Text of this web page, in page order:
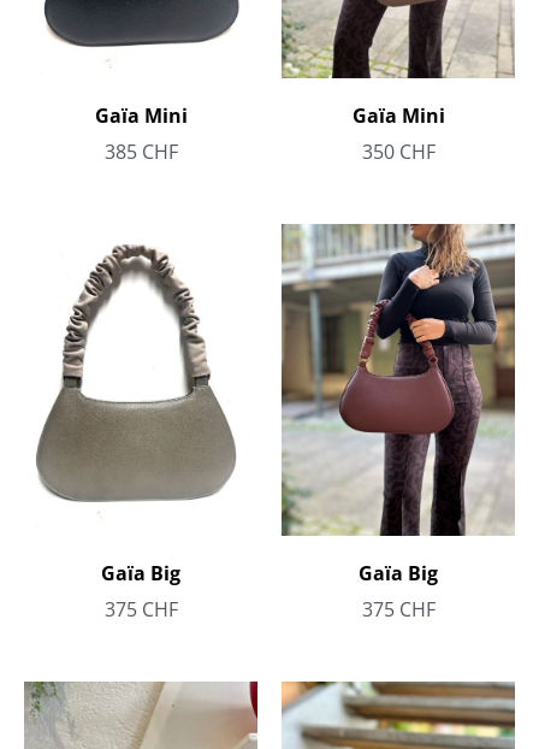
Gaïa Mini
385 CHF
Gaïa Mini
350 CHF
Gaïa Big
375 CHF
Gaïa Big
375 CHF